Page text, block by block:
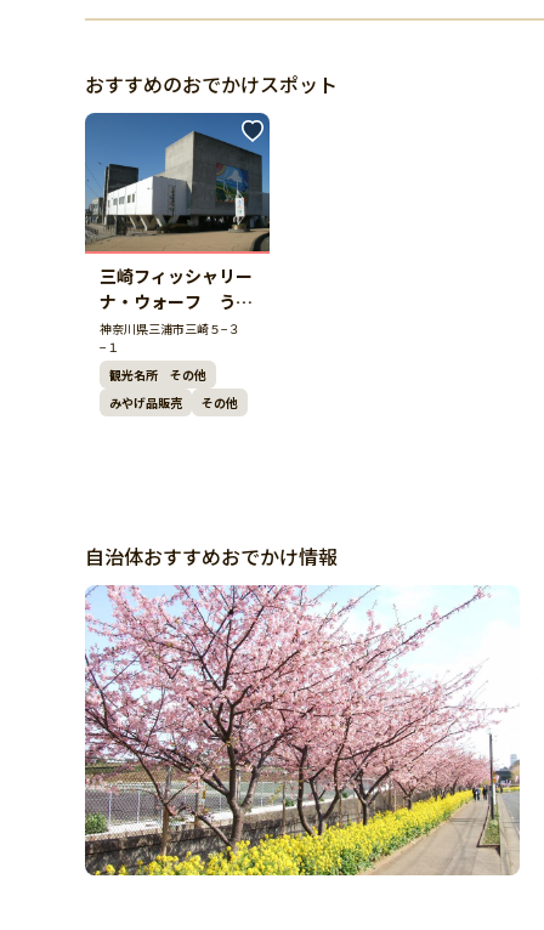
おすすめのおでかけスポット
三崎フィッシャリー
ナ・ウォーフ うら
り
神奈川県三浦市三崎５−３
−１
観光名所 その他
みやげ品販売
その他
自治体おすすめおでかけ情報